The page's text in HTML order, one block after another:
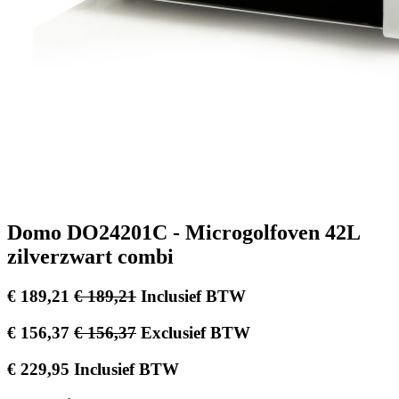
Domo DO24201C - Microgolfoven 42L
zilverzwart combi
€ 189,21 €189,21 Inclusief BTW
€ 156,37 €156,37 Exclusief BTW
€ 229,95 Inclusief BTW